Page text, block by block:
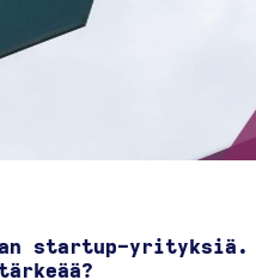
startup-yrityksiä.